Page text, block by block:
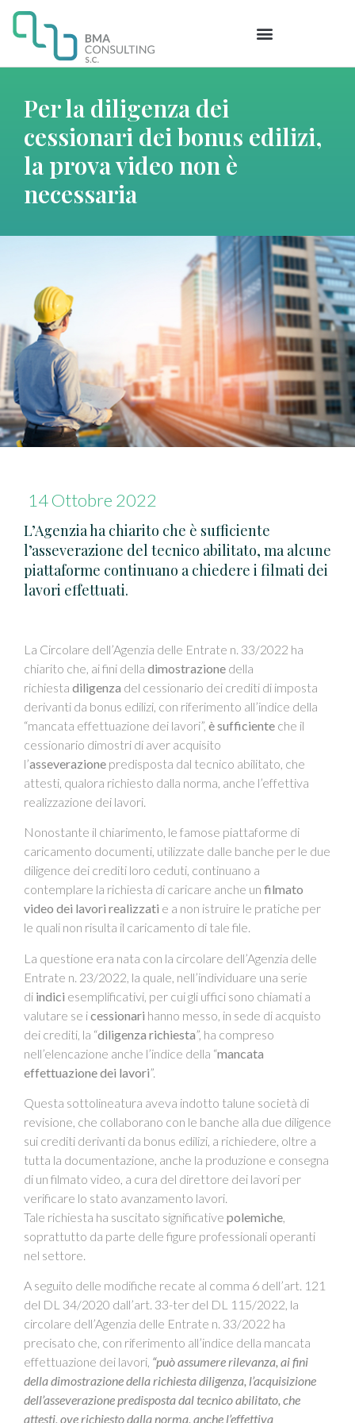
Per la diligenza dei
cessionari dei bonus edilizi,
la prova video non è
necessaria
14 Ottobre 2022
L’Agenzia ha chiarito che è sufficiente
l’asseverazione del tecnico abilitato, ma alcune
piattaforme continuano a chiedere i filmati dei
lavori effettuati.
La Circolare dell’Agenzia delle Entrate n. 33/2022 ha
chiarito che, ai fini della dimostrazione della
richiesta diligenza del cessionario dei crediti di imposta
derivanti da bonus edilizi, con riferimento all’indice della
“mancata effettuazione dei lavori”, è sufficiente che il
cessionario dimostri di aver acquisito
l’asseverazione predisposta dal tecnico abilitato, che
attesti, qualora richiesto dalla norma, anche l’effettiva
realizzazione dei lavori.
Nonostante il chiarimento, le famose piattaforme di
caricamento documenti, utilizzate dalle banche per le due
diligence dei crediti loro ceduti, continuano a
contemplare la richiesta di caricare anche un filmato
video dei lavori realizzati e a non istruire le pratiche per
le quali non risulta il caricamento di tale file.
La questione era nata con la circolare dell’Agenzia delle
Entrate n. 23/2022, la quale, nell’individuare una serie
di indici esemplificativi, per cui gli uffici sono chiamati a
valutare se icessionari hanno messo, in sede di acquisto
dei crediti, la “diligenza richiesta”, ha compreso
nell’elencazione anche l’indice della “mancata
effettuazione dei lavori”.
Questa sottolineatura aveva indotto talune società di
revisione, che collaborano con le banche alla due diligence
sui crediti derivanti da bonus edilizi, a richiedere, oltre a
tutta la documentazione, anche la produzione e consegna
di un filmato video, a cura del direttore dei lavori per
verificare lo stato avanzamento lavori.
Tale richiesta ha suscitato significative polemiche,
soprattutto da parte delle figure professionali operanti
nel settore.
A seguito delle modifiche recate al comma 6 dell’art. 121
del DL 34/2020 dall’art. 33-ter del DL 115/2022, la
circolare dell’Agenzia delle Entrate n. 33/2022 ha
precisato che, con riferimento all’indice della mancata
effettuazione dei lavori, “può assumere rilevanza, ai fini
della dimostrazione della richiesta diligenza, l’acquisizione
dell’asseverazione predisposta dal tecnico abilitato, che
attesti, ove richiesto dalla norma, anche l’effettiva